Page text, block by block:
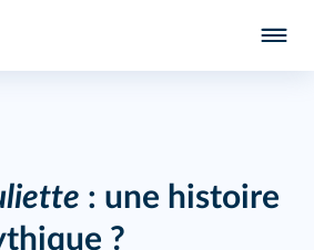
: une histoire
?